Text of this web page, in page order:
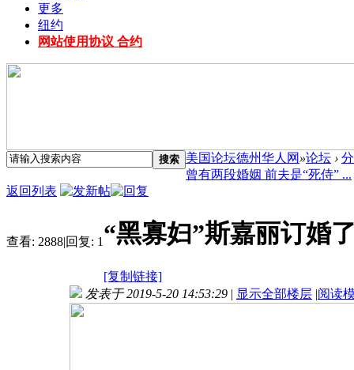
更多
纽约
网站使用协议 合约
搜索 美国论坛德州华人网 »论坛 ›
曾有两段婚姻 前夫是“死侍” ...
返回列表
查看: 2888|回复: 1 “黑寡妇”斯嘉丽订婚
[复制链接]
发表于 2019-5-20 14:53:29 | 显示全部楼层 |阅读